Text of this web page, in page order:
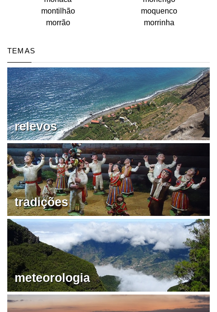
montilhão
moquenco
morrão
morrinha
TEMAS
relevos
tradições
meteorologia